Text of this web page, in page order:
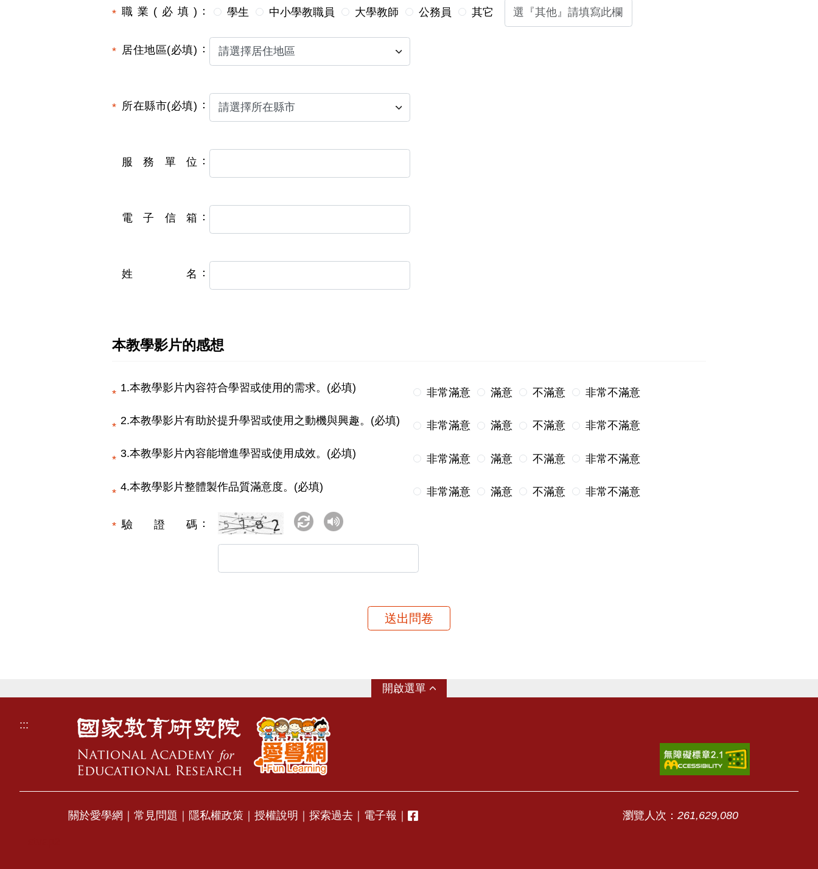
職業(必填) 學生 中小學教職員 大學教師 公務員 其它
居住地區(必填)
所在縣市(必填)
服務單位
電子信箱
姓名
本教學影片的感想
1.本教學影片內容符合學習或使用的需求。(必填) 非常滿意 滿意 不滿意 非常不滿意
2.本教學影片有助於提升學習或使用之動機與興趣。(必填) 非常滿意 滿意 不滿意 非常不滿意
3.本教學影片內容能增進學習或使用成效。(必填) 非常滿意 滿意 不滿意 非常不滿意
4.本教學影片整體製作品質滿意度。(必填) 非常滿意 滿意 不滿意 非常不滿意
驗證碼
送出問卷
選單
:::
關於愛學網 ｜ 常見問題 ｜ 隱私權政策 ｜ 授權說明 ｜ 探索過去 ｜ 電子報 ｜ 瀏覽人次： 261,629,080